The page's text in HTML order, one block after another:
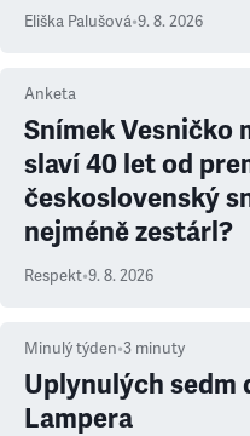
Eliška Palušová•9. 8. 2026
Anketa
Snímek Vesničko
slaví 40 let od
československý
nejméně zestárl?
Respekt•9. 8. 2026
Minulý týden•3 minuty
Uplynulých sedm
Lampera